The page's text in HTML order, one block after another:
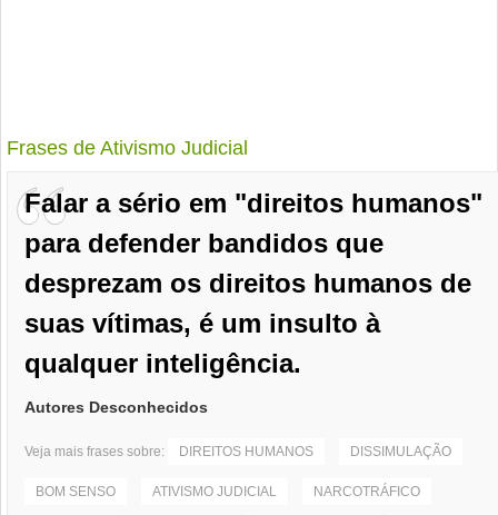
Frases de Ativismo Judicial
Falar a sério em "direitos humanos"
para defender bandidos que
desprezam os direitos humanos de
suas vítimas, é um insulto à
qualquer inteligência.
Autores Desconhecidos
Veja mais frases sobre: DIREITOS HUMANOS DISSIMULAÇÃO
BOM SENSO ATIVISMO JUDICIAL NARCOTRÁFICO